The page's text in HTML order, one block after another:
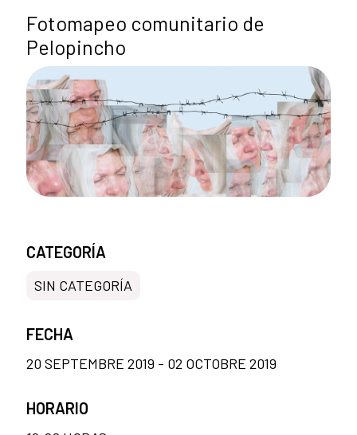
Fotomapeo comunitario de
Pelopincho
CATEGORÍA
SIN CATEGORÍA
FECHA
20 SEPTEMBRE 2019 - 02 OCTOBRE 2019
HORARIO